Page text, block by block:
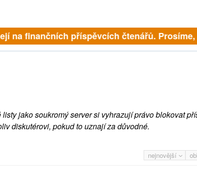
na finančních příspěvcích čtenářů.
jako soukromý server si vyhrazují právo blokovat
diskutérovi, pokud to uznají za důvodné.
nejnovější